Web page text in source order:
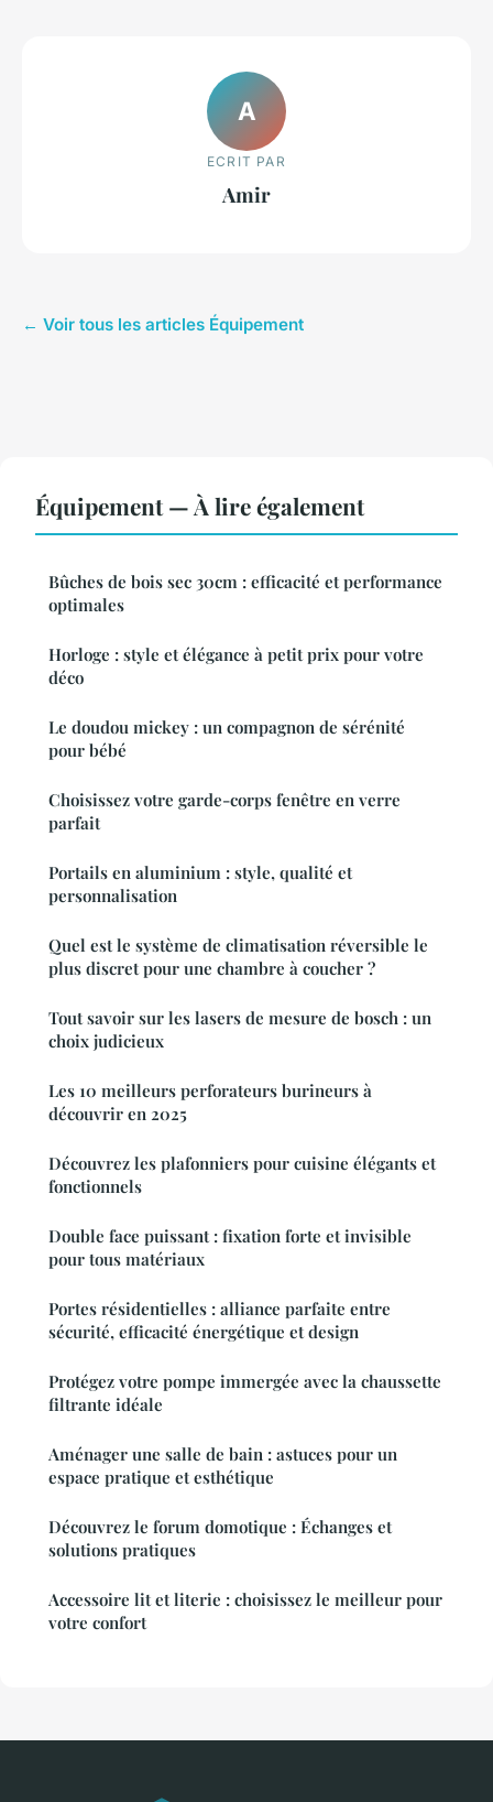
A
ECRIT PAR
Amir
← Voir tous les articles Équipement
Équipement — À lire également
Bûches de bois sec 30cm : efficacité et performance
optimales
Horloge : style et élégance à petit prix pour votre
déco
Le doudou mickey : un compagnon de sérénité
pour bébé
Choisissez votre garde-corps fenêtre en verre
parfait
Portails en aluminium : style, qualité et
personnalisation
Quel est le système de climatisation réversible le
plus discret pour une chambre à coucher ?
Tout savoir sur les lasers de mesure de bosch : un
choix judicieux
Les 10 meilleurs perforateurs burineurs à
découvrir en 2025
Découvrez les plafonniers pour cuisine élégants et
fonctionnels
Double face puissant : fixation forte et invisible
pour tous matériaux
Portes résidentielles : alliance parfaite entre
sécurité, efficacité énergétique et design
Protégez votre pompe immergée avec la chaussette
filtrante idéale
Aménager une salle de bain : astuces pour un
espace pratique et esthétique
Découvrez le forum domotique : Échanges et
solutions pratiques
Accessoire lit et literie : choisissez le meilleur pour
votre confort